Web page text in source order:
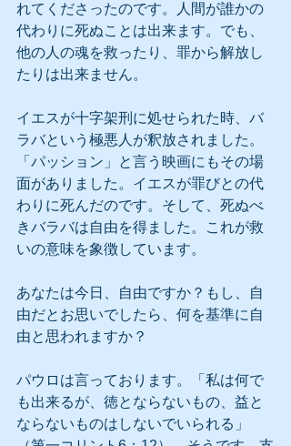
れてくださったのです。人間が誰かの
代わりに死ぬことは出来ます。でも、
他の人の魂を救ったり、罪から解放し
たりは出来ません。
イエスが十字架刑に処せられた時、バ
ラバという極悪人が釈放されました。
「パッション」と言う映画にもその場
面がありました。イエスが罪びとの代
わりに死んだのです。そして、死ぬべ
きバラバは自由を得ました。これが救
いの意味を象徴しています。
あなたは今日、自由ですか？もし、自
由だとお思いでしたら、何を基準に自
由と思われますか？
パウロは言っております。「私は何で
も出来るが、徳とならないもの、益と
ならないものはしないでいられる」